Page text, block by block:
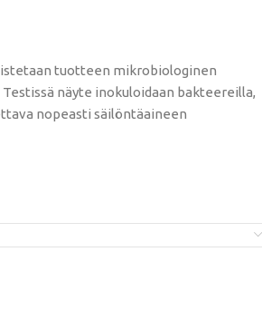
tuotteen mikrobiologinen
Testissä näyte inokuloidaan bakteereilla,
nopeasti säilöntäaineen